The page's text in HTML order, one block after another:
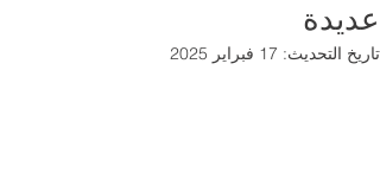
عديدة
تاريخ التحديث: 17 فبراير 2025